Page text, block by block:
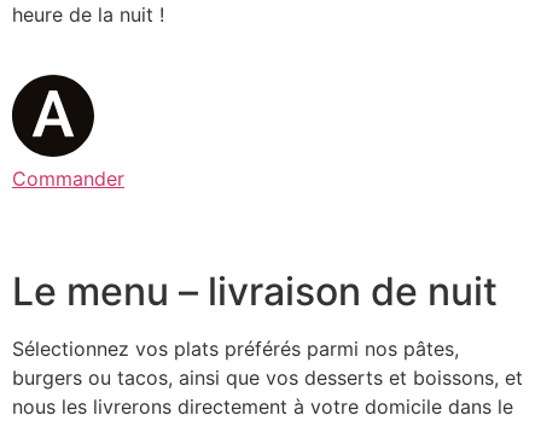
heure de la nuit !
Commander
Le menu – livraison de nuit
Sélectionnez vos plats préférés parmi nos pâtes,
burgers ou tacos, ainsi que vos desserts et boissons, et
nous les livrerons directement à votre domicile dans le